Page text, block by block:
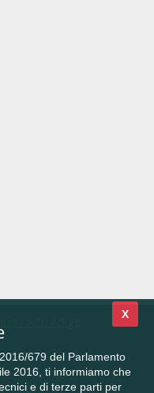
SPA
X
679 del Parlamento
2016, ti informiamo che
e di terze parti per